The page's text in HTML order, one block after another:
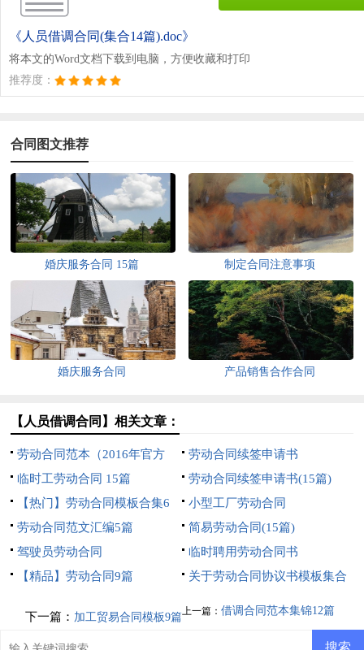
《人员借调合同(集合14篇).doc》
将本文的Word文档下载到电脑，方便收藏和打印
推荐度：
合同图文推荐
婚庆服务合同 15篇 制定合同注意事项
婚庆服务合同 产品销售合作合同
【人员借调合同】相关文章：
劳动合同范本（2016年官方
版）
劳动合同续签申请书
临时工劳动合同 15篇
劳动合同续签申请书(15篇)
【热门】劳动合同模板合集6
篇
小型工厂劳动合同
劳动合同范文汇编5篇
简易劳动合同(15篇)
驾驶员劳动合同
临时聘用劳动合同书
【精品】劳动合同9篇
关于劳动合同协议书模板集合
上一篇： 借调合同范本集锦12篇
下一篇： 加工贸易合同模板9篇